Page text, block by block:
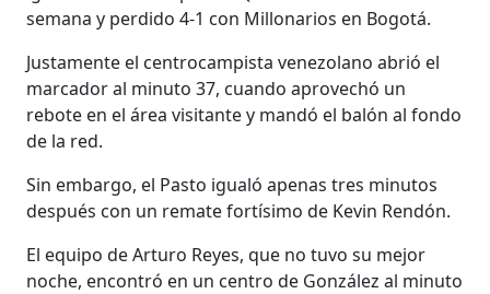
semana y perdido 4-1 con Millonarios en Bogotá.
Justamente el centrocampista venezolano abrió el
marcador al minuto 37, cuando aprovechó un
rebote en el área visitante y mandó el balón al fondo
de la red.
Sin embargo, el Pasto igualó apenas tres minutos
después con un remate fortísimo de Kevin Rendón.
El equipo de Arturo Reyes, que no tuvo su mejor
noche, encontró en un centro de González al minuto